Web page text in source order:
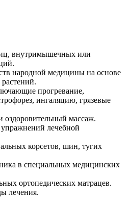
внутримышечных или
народной медицины на основе
прогревание,
ингаляцию, грязевые
массаж.
лечебной
корсетов, шин, тугих
в специальных медицинских
ортопедических матрацев.
лечения.